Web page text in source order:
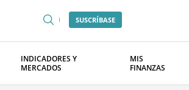
SUSCRÍBASE
INDICADORES Y
MERCADOS
MIS
FINANZAS